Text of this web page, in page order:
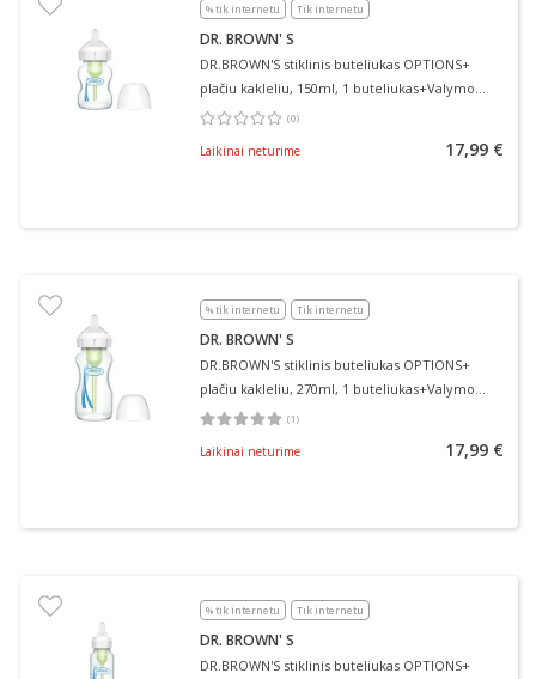
% tik internetu Tik internetu
DR. BROWN' S
DR.BROWN'S stiklinis buteliukas OPTIONS+
plačiu kakleliu, 150ml, 1 buteliukas+Valymo
šepetėlis
(0)
Vidutinis įvertinimas 0.00
Laikinai neturime 17,99 €
% tik internetu Tik internetu
DR. BROWN' S
DR.BROWN'S stiklinis buteliukas OPTIONS+
plačiu kakleliu, 270ml, 1 buteliukas+Valymo
šepetėlis
(1)
Vidutinis įvertinimas 5.00
Laikinai neturime 17,99 €
% tik internetu Tik internetu
DR. BROWN' S
DR.BROWN'S stiklinis buteliukas OPTIONS+